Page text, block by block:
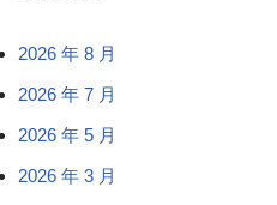
2026 年 8 月
2026 年 7 月
2026 年 5 月
2026 年 3 月